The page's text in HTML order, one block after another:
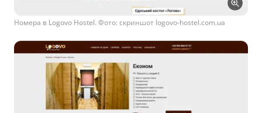
Номера в Logovo Hostel. Фото: скриншот logovo-hostel.com.ua